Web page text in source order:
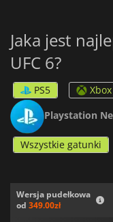
Jaka jest
UFC 6?
PS5
Playstation
Wszystkie gatunki
Wersja pudełkowa
od 349.00zł